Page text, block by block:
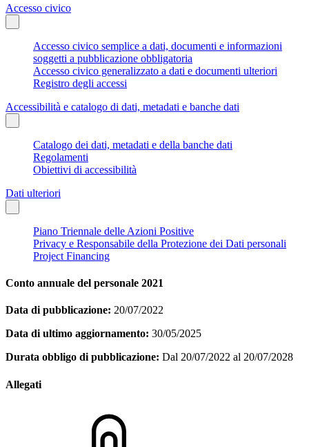
Accesso civico
Accesso civico semplice a dati, documenti e informazioni
soggetti a pubblicazione obbligatoria
Accesso civico generalizzato a dati e documenti ulteriori
Registro degli accessi
Accessibilità e catalogo di dati, metadati e banche dati
Catalogo dei dati, metadati e della banche dati
Regolamenti
Obiettivi di accessibilità
Dati ulteriori
Piano Triennale delle Azioni Positive
Privacy e Responsabile della Protezione dei Dati personali
Project Financing
Conto annuale del personale 2021
Data di pubblicazione: 20/07/2022
Data di ultimo aggiornamento: 30/05/2025
Durata obbligo di pubblicazione: Dal 20/07/2022 al 20/07/2028
Allegati